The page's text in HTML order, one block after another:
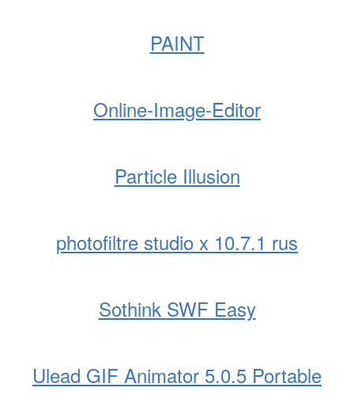
PAINT
Online-Image-Editor
Particle Illusion
photofiltre studio x 10.7.1 rus
Sothink SWF Easy
Ulead GIF Animator 5.0.5 Portable